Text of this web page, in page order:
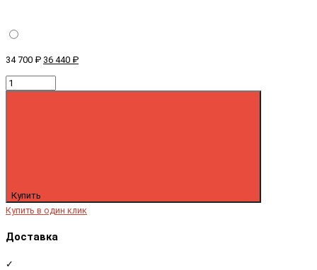
34 700 ₽ 36 440 ₽
Купить
Купить в один клик
Доставка
✓